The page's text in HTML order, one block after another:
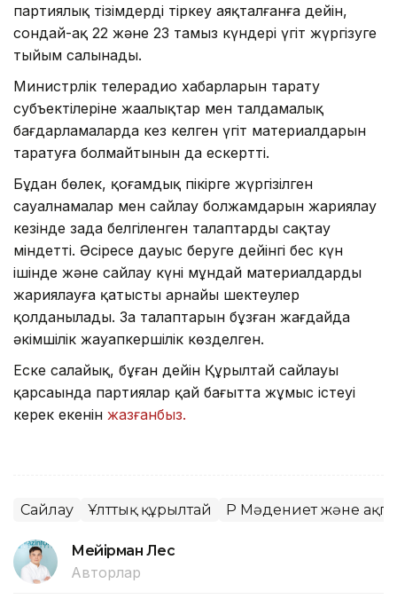
партиялық тізімдерді тіркеу аяқталғанға дейін,
сондай-ақ 22 және 23 тамыз күндері үгіт жүргізуге
тыйым салынады.
Министрлік телерадио хабарларын тарату
субъектілеріне жаңалықтар мен талдамалық
бағдарламаларда кез келген үгіт материалдарын
таратуға болмайтынын да ескертті.
Бұдан бөлек, қоғамдық пікірге жүргізілген
сауалнамалар мен сайлау болжамдарын жариялау
кезінде заңда белгіленген талаптарды сақтау
міндетті. Әсіресе дауыс беруге дейінгі бес күн
ішінде және сайлау күні мұндай материалдарды
жариялауға қатысты арнайы шектеулер
қолданылады. Заң талаптарын бұзған жағдайда
әкімшілік жауапкершілік көзделген.
Еске салайық, бұған дейін Құрылтай сайлауы
қарсаңында партиялар қай бағытта жұмыс істеуі
керек екенін жазғанбыз.
Сайлау Ұлттық құрылтай ҚР Мәдениет және
Мейірман Лес
Авторлар